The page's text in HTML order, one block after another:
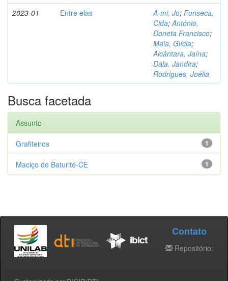
2023-01 Entre elas A-mi, Jo; Fonseca,
Cida;António,
Doneta Francisco;
Maia, Glícia;
Alcântara, Jaína;
Dala, Jandira;
Rodrigues, Joélia
Busca facetada
Assunto
1
Grafiteiros
1
Maciço de Baturité-CE
Contato
Repositório: